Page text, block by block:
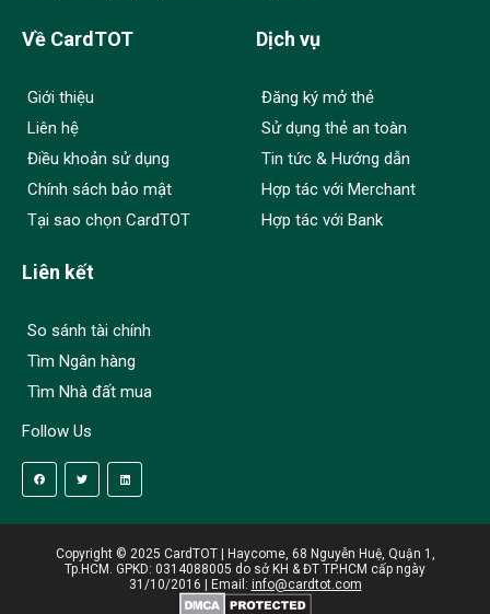
Về CardTOT
Giới thiệu
Liên hệ
Điều khoản sử dụng
Chính sách bảo mật
Tại sao chọn CardTOT
Dịch vụ
Đăng ký mở thẻ
Sử dụng thẻ an toàn
Tin tức & Hướng dẫn
Hợp tác với Merchant
Hợp tác với Bank
Liên kết
So sánh tài chính
Tìm Ngân hàng
Tìm Nhà đất mua
Follow Us
Copyright © 2025 CardTOT | Haycome, 68 Nguyễn Huệ, Quận 1,
Tp.HCM. GPKD: 0314088005 do sở KH & ĐT TP.HCM cấp ngày
31/10/2016 | Email: info@cardtot.com